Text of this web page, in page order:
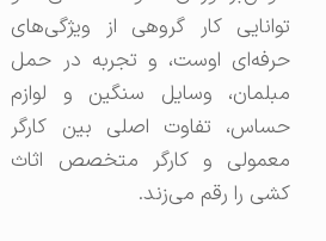
توانایی کار گروهی از ویژگی‌های
حرفه‌ای اوست، و تجربه در حمل
مبلمان، وسایل سنگین و لوازم
حساس، تفاوت اصلی بین کارگر
معمولی و کارگر متخصص اثاث
کشی را رقم می‌زند.